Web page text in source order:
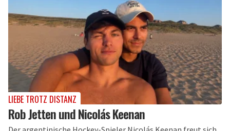
LIEBE TROTZ DISTANZ
Rob Jetten und Nicolás Keenan